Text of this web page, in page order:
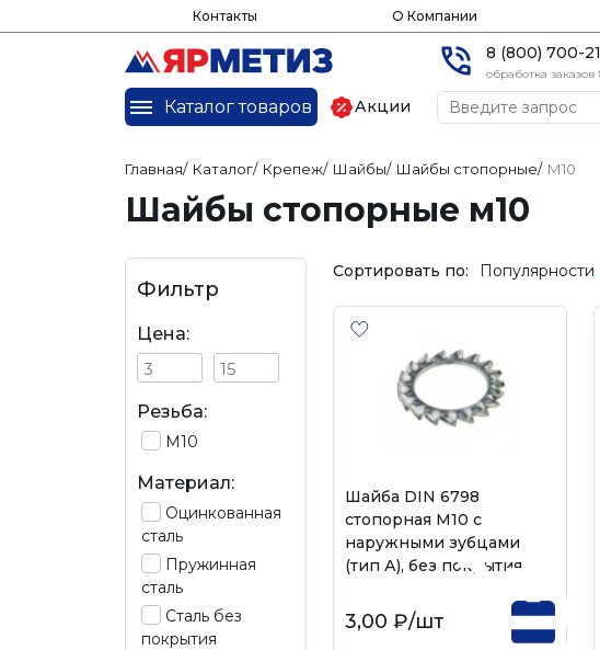
Контакты О Компании
8 (800) 700-
обработка заказов
Каталог товаров Акции
Главная/ Каталог/ Крепеж/ Шайбы/ Шайбы стопорные/ М10
Шайбы стопорные м10
Фильтр
Цена:
Резьба:
М10
Материал:
Оцинкованная
сталь
Пружинная
сталь
Сталь без
покрытия
Сортировать по: Популярности
Шайба DIN 6798
стопорная М10 с
наружными зубцами
(тип А), без покрытия
3,00 ₽/шт